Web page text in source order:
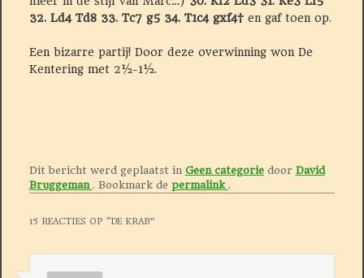
32. Ld4 Td8 33. Tc7 g5 34. T1c4 gxf4†en gaf toen op.
Een bizarre partij! Door deze overwinning won De
Kentering met 2½-1½.
Dit bericht werd geplaatst in Geen categoriedoor David
Bruggeman . Bookmark de permalink .
15 REACTIES OP “DE KRAB”